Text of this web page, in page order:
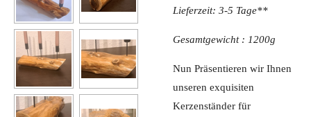
Lieferzeit: 3-5 Tage**
Gesamtgewicht : 1200g
Nun Präsentieren wir Ihnen
unseren exquisiten
Kerzenständer für